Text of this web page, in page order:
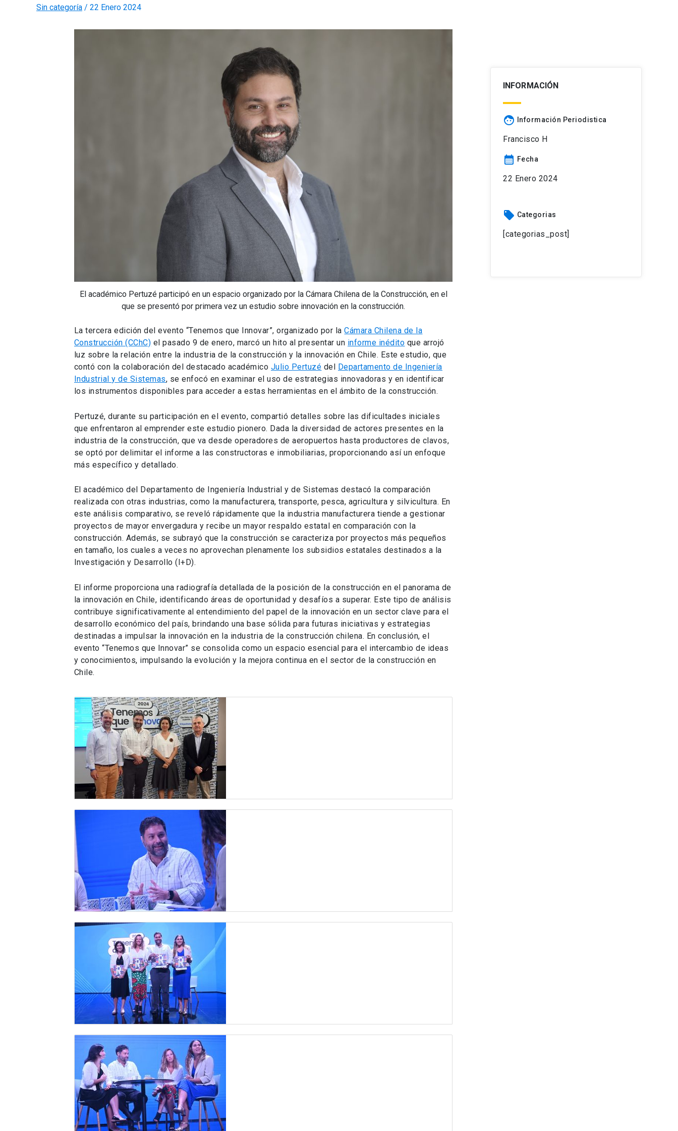
Sin categoría / 22 Enero 2024
El académico Pertuzé participó en un espacio organizado por la Cámara Chilena de la Construcción, en el
que se presentó por primera vez un estudio sobre innovación en la construcción.
La tercera edición del evento “Tenemos que Innovar”, organizado por laCámara Chilena de la
Construcción (CChC) el pasado 9 de enero, marcó un hito al presentar un informe inédito que arrojó
luz sobre la relación entre la industria de la construcción y la innovación en Chile. Este estudio, que
contó con la colaboración del destacado académico Julio Pertuzé del
Departamento de Ingeniería
Industrial y de Sistemas, se enfocó en examinar el uso de estrategias innovadoras y en identificar
los instrumentos disponibles para acceder a estas herramientas en el ámbito de la construcción.
Pertuzé, durante su participación en el evento, compartió detalles sobre las dificultades iniciales
que enfrentaron al emprender este estudio pionero. Dada la diversidad de actores presentes en la
industria de la construcción, que va desde operadores de aeropuertos hasta productores de clavos,
se optó por delimitar el informe a las constructoras e inmobiliarias, proporcionando así un enfoque
más específico y detallado.
El académico del Departamento de Ingeniería Industrial y de Sistemas destacó la comparación
realizada con otras industrias, como la manufacturera, transporte, pesca, agricultura y silvicultura. En
este análisis comparativo, se reveló rápidamente que la industria manufacturera tiende a gestionar
proyectos de mayor envergadura y recibe un mayor respaldo estatal en comparación con la
construcción. Además, se subrayó que la construcción se caracteriza por proyectos más pequeños
en tamaño, los cuales a veces no aprovechan plenamente los subsidios estatales destinados a la
Investigación y Desarrollo (I+D).
El informe proporciona una radiografía detallada de la posición de la construcción en el panorama de
la innovación en Chile, identificando áreas de oportunidad y desafíos a superar. Este tipo de análisis
contribuye significativamente al entendimiento del papel de la innovación en un sector clave para el
desarrollo económico del país, brindando una base sólida para futuras iniciativas y estrategias
destinadas a impulsar la innovación en la industria de la construcción chilena. En conclusión, el
evento “Tenemos que Innovar” se consolida como un espacio esencial para el intercambio de ideas
y conocimientos, impulsando la evolución y la mejora continua en el sector de la construcción en
Chile.
INFORMACIÓN
face Información Periodistica
Francisco H
calendar_month Fecha
22 Enero 2024
local_offer Categorias
[categorias_post]